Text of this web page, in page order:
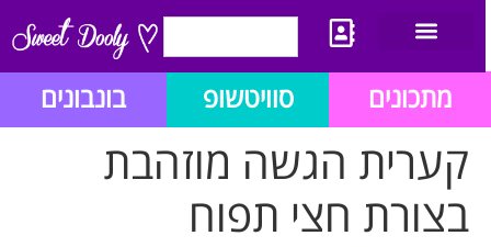
מתכונים סוויטשופ בונבונים
קערית הגשה מוזהבת
בצורת חצי תפוח